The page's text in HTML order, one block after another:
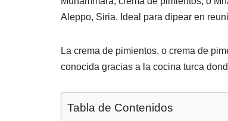
c
e
b
o
k
at
A
p
m
ar
tir
Aleppo, Siria. Ideal para dipear en
La crema de pimientos, o crema de
conocida gracias a la cocina turca
Tabla de Contenidos